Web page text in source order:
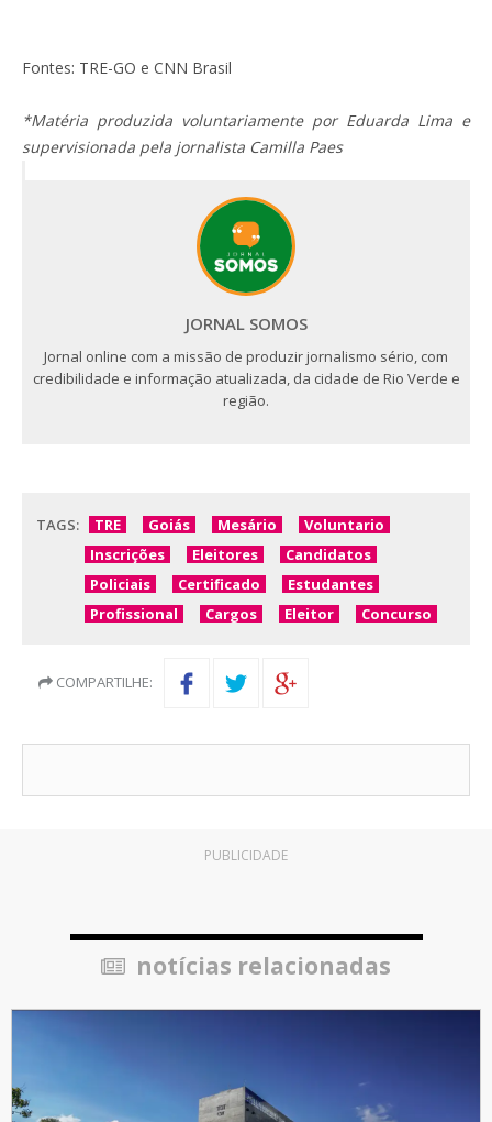
Fontes: TRE-GO e CNN Brasil
*Matéria produzida voluntariamente por Eduarda Lima e
supervisionada pela jornalista Camilla Paes
JORNAL SOMOS
Jornal online com a missão de produzir jornalismo sério, com
credibilidade e informação atualizada, da cidade de Rio Verde e
região.
TAGS: TRE Goiás Mesário
Voluntario
Inscrições
Eleitores
Candidatos
Policiais
Certificado
Estudantes
Profissional
Cargos Eleitor Concurso
COMPARTILHE:
PUBLICIDADE
notícias relacionadas